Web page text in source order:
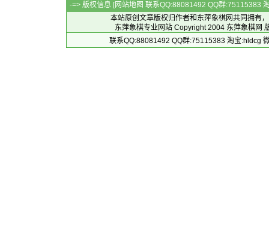
-=> 版权信息 [网站地图 联系QQ:88081492 QQ群:75115383
本站原创文章版权归作者和 东萍象棋网共同拥有
东萍象棋专业网站 Copyright 2004 东萍象棋网
联系QQ:88081492 QQ群:75115383 淘宝:hldcg